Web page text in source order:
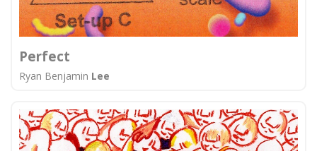
Perfect
Ryan Benjamin Lee